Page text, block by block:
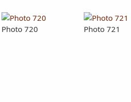
Photo 720 Photo 721